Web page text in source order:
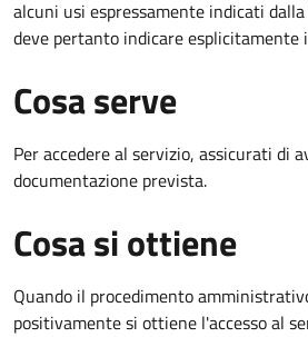
alcuni usi espressamente indicati
deve pertanto indicare esplicitamente
Cosa serve
Per accedere al servizio, assicurati di
documentazione prevista.
Cosa si ottiene
Quando il procedimento
positivamente si ottiene l'accesso al